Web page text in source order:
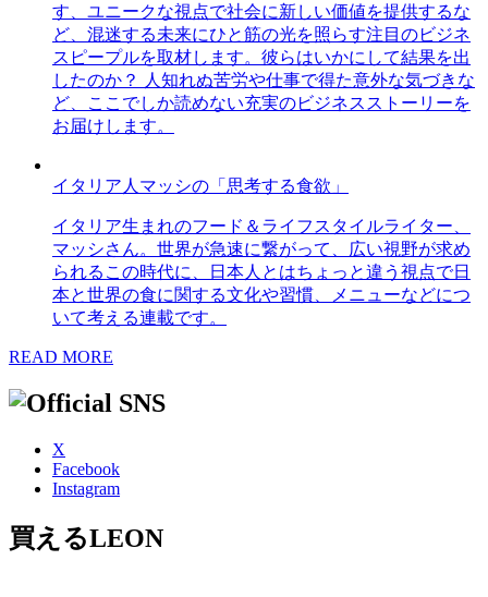
す、ユニークな視点で社会に新しい価値を提供するな
ど、混迷する未来にひと筋の光を照らす注目のビジネ
スピープルを取材します。彼らはいかにして結果を出
したのか？ 人知れぬ苦労や仕事で得た意外な気づきな
ど、ここでしか読めない充実のビジネスストーリーを
お届けします。
イタリア人マッシの「思考する食欲」
イタリア生まれのフード＆ライフスタイルライター、
マッシさん。世界が急速に繋がって、広い視野が求め
られるこの時代に、日本人とはちょっと違う視点で日
本と世界の食に関する文化や習慣、メニューなどにつ
いて考える連載です。
READ MORE
X
Facebook
Instagram
買えるLEON